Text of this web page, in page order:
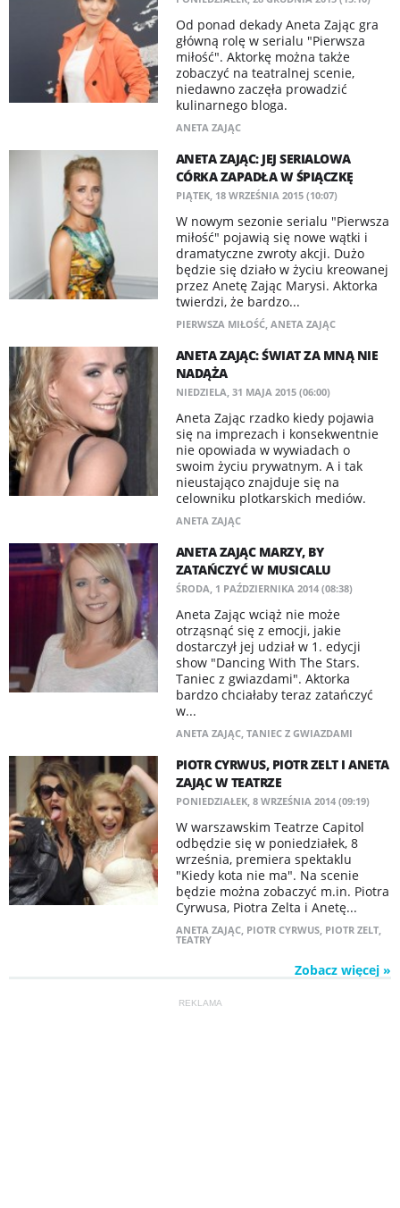
Od ponad dekady Aneta Zając gra
główną rolę w serialu "Pierwsza
miłość". Aktorkę można także
zobaczyć na teatralnej scenie,
niedawno zaczęła prowadzić
kulinarnego bloga.
ANETA ZAJĄC
ANETA ZAJĄC: JEJ SERIALOWA
CÓRKA ZAPADŁA W ŚPIĄCZKĘ
PIĄTEK, 18 WRZEŚNIA 2015 (10:07)
W nowym sezonie serialu "Pierwsza
miłość" pojawią się nowe wątki i
dramatyczne zwroty akcji. Dużo
będzie się działo w życiu kreowanej
przez Anetę Zając Marysi. Aktorka
twierdzi, że bardzo...
PIERWSZA MIŁOŚĆ, ANETA ZAJĄC
ANETA ZAJĄC: ŚWIAT ZA MNĄ NIE
NADĄŻA
NIEDZIELA, 31 MAJA 2015 (06:00)
Aneta Zając rzadko kiedy pojawia
się na imprezach i konsekwentnie
nie opowiada w wywiadach o
swoim życiu prywatnym. A i tak
nieustająco znajduje się na
celowniku plotkarskich mediów.
ANETA ZAJĄC
ANETA ZAJĄC MARZY, BY
ZATAŃCZYĆ W MUSICALU
ŚRODA, 1 PAŹDZIERNIKA 2014 (08:38)
Aneta Zając wciąż nie może
otrząsnąć się z emocji, jakie
dostarczył jej udział w 1. edycji
show "Dancing With The Stars.
Taniec z gwiazdami". Aktorka
bardzo chciałaby teraz zatańczyć
w...
ANETA ZAJĄC, TANIEC Z GWIAZDAMI
PIOTR CYRWUS, PIOTR ZELT I ANETA
ZAJĄC W TEATRZE
PONIEDZIAŁEK, 8 WRZEŚNIA 2014 (09:19)
W warszawskim Teatrze Capitol
odbędzie się w poniedziałek, 8
września, premiera spektaklu
"Kiedy kota nie ma". Na scenie
będzie można zobaczyć m.in. Piotra
Cyrwusa, Piotra Zelta i Anetę...
ANETA ZAJĄC, PIOTR CYRWUS, PIOTR ZELT,
TEATRY
Zobacz więcej »
REKLAMA